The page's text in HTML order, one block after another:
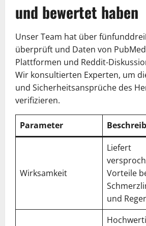
und bewertet haben
Unser Team hat über
überprüft und Daten von
Plattformen und Reddit-
Wir konsultierten Experten, um
und Sicherheitsansprüche des
verifizieren.
Parameter
Wirksamkeit
Liefert
Vorteile
und